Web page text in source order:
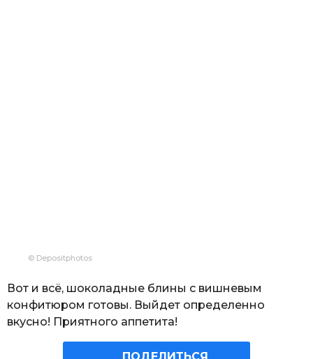
© Depositphotos
Вот и всё, шоколадные блины с вишневым
конфитюром готовы. Выйдет определенно
вкусно! Приятного аппетита!